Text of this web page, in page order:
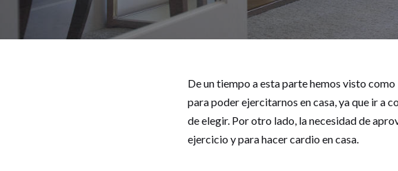
De un tiempo a esta parte hemos visto
para poder ejercitarnos en casa, ya que ir a
de elegir. Por otro lado, la necesidad de
ejercicio y para hacer cardio en casa.